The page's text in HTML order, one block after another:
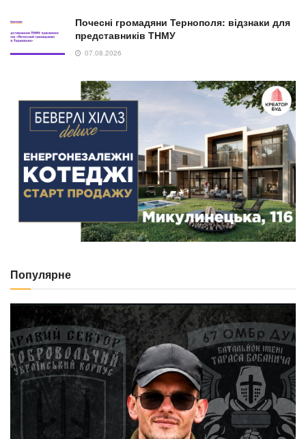
Почесні громадяни Тернополя: відзнаки для
представників ТНМУ
07.08.2026
Популярне